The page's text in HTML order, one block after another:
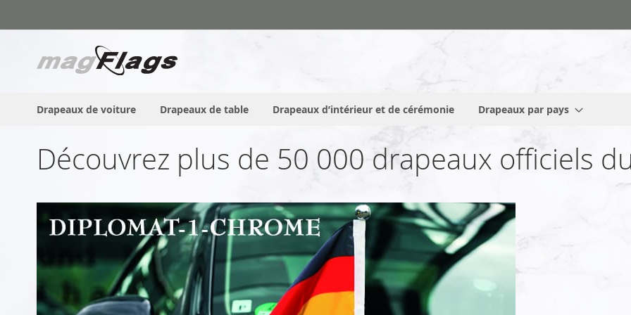
au
Drapeaux de voiture Drapeaux de table Drapeaux d’intérieur et de cérémonie Drapeaux par pays
Découvrez plus de 50 000 drapeaux officiels